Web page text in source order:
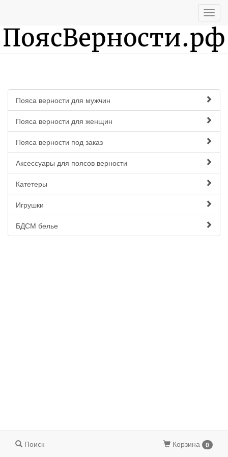
Пояса верности для мужчин
Пояса верности для женщин
Пояса верности под заказ
Аксессуары для поясов верности
Катетеры
Игрушки
БДСМ белье
Поиск Корзина 0